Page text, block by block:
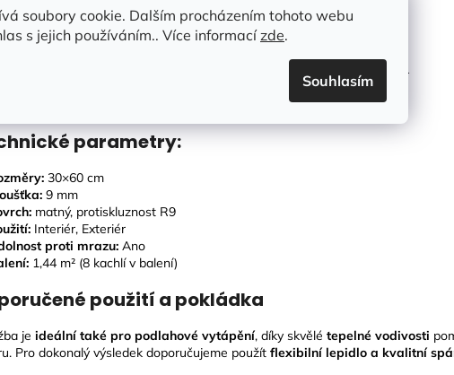
soubory cookie. Dalším procházením tohoto webu
s jejich používáním.. Více informacízde.
Souhlasím
vlastnosti produktu:
– odolná proti mechanickému poškození a opotřebení, PEI 4
design
parametry:
30×60 cm
9 mm
matný, protiskluznost R9
Interiér, Exteriér
proti mrazu: Ano
1,44 m² (8 kachlí v balení)
použití a pokládka
je ideální také pro podlahové vytápění, díky skvělé tepelné vodivosti
Pro dokonalý výsledek doporučujeme použít flexibilní lepidlo a kvalitní